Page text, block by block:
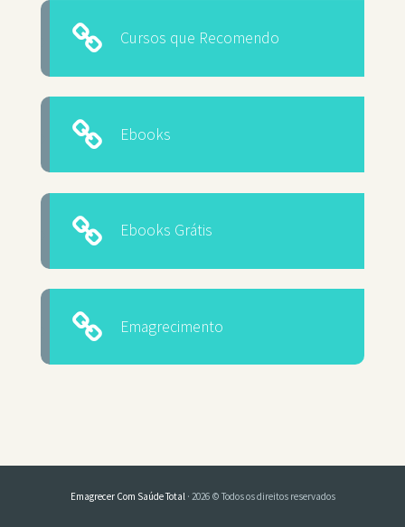
Cursos que Recomendo
Ebooks
Ebooks Grátis
Emagrecimento
Emagrecer Com Saúde Total · 2026 © Todos os direitos reservados